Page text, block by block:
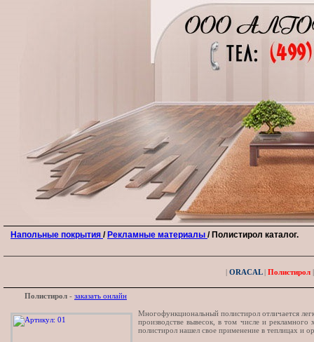
Напольные покрытия / Рекламные материалы / Полистирол каталог.
| ORACAL| Полистирол |
Полистирол - заказать онлайн
Многофункциональный полистирол отличается
производстве вывесок, в том числе и
полистирол нашел свое применение в теплицах и